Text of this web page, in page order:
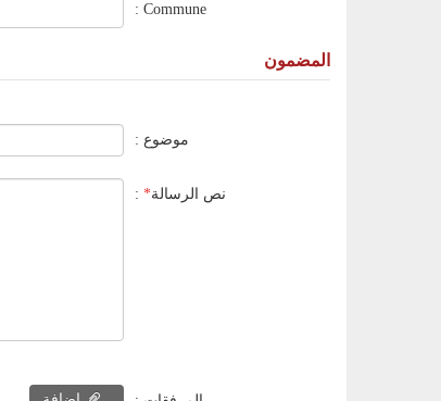
Commune :
المضمون
موضوع :
نص الرسالة*
: